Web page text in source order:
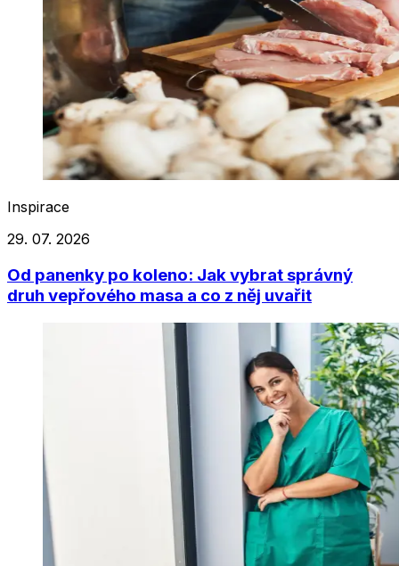
Inspirace
29. 07. 2026
Od panenky po koleno: Jak vybrat správný
druh vepřového masa a co z něj uvařit